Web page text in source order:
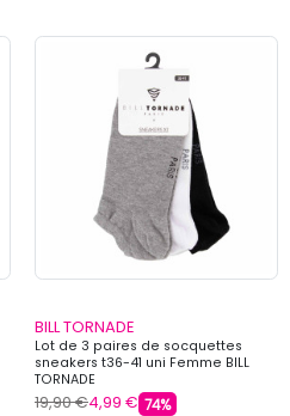
BILL TORNADE
Lot de 3 paires de socquettes
sneakers t36-41 uni Femme BILL
TORNADE
19,90 €4,99 € 74%